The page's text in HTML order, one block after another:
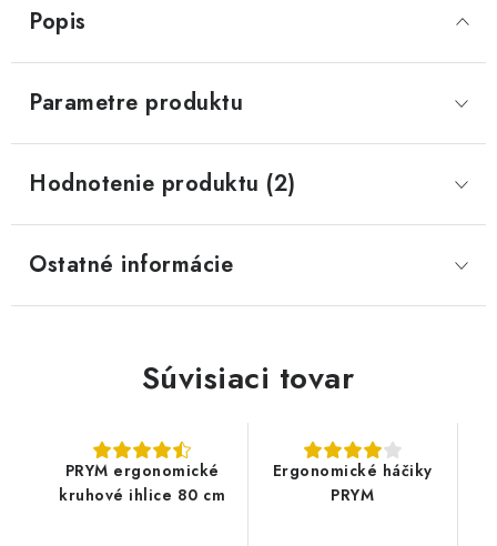
Popis
Parametre produktu
Hodnotenie produktu (2)
Ostatné informácie
Súvisiaci tovar
PRYM ergonomické
kruhové ihlice 80 cm
Ergonomické háčiky
PRYM